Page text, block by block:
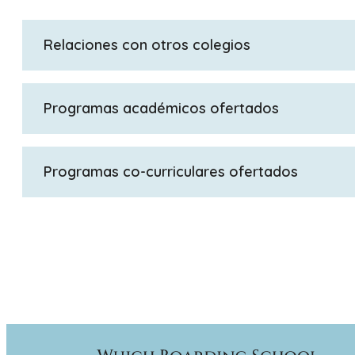
Relaciones con otros colegios
Programas académicos ofertados
Programas co-curriculares ofertados